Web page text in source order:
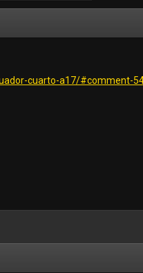
cuarto-a17/#comment-